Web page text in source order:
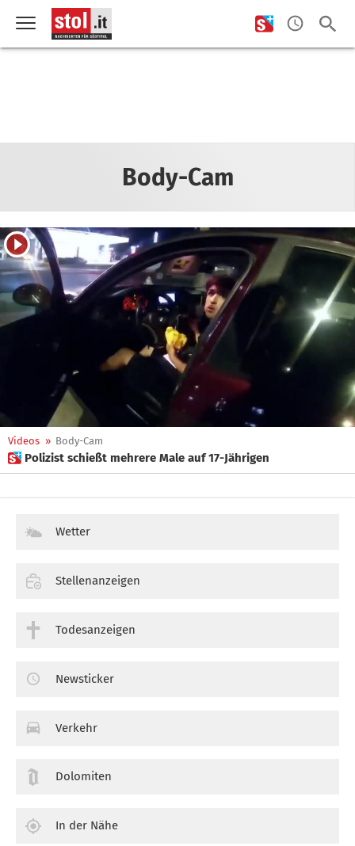
Body-Cam
Videos » Body-Cam
 Polizist schießt mehrere Male auf 17-Jährigen
Wetter
Stellenanzeigen
Todesanzeigen
Newsticker
Verkehr
Dolomiten
In der Nähe